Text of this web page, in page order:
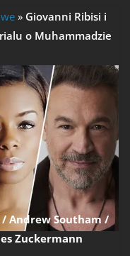
» Giovanni Ribisi i
o Muhammadzie
Andrew Southam /
Zuckermann